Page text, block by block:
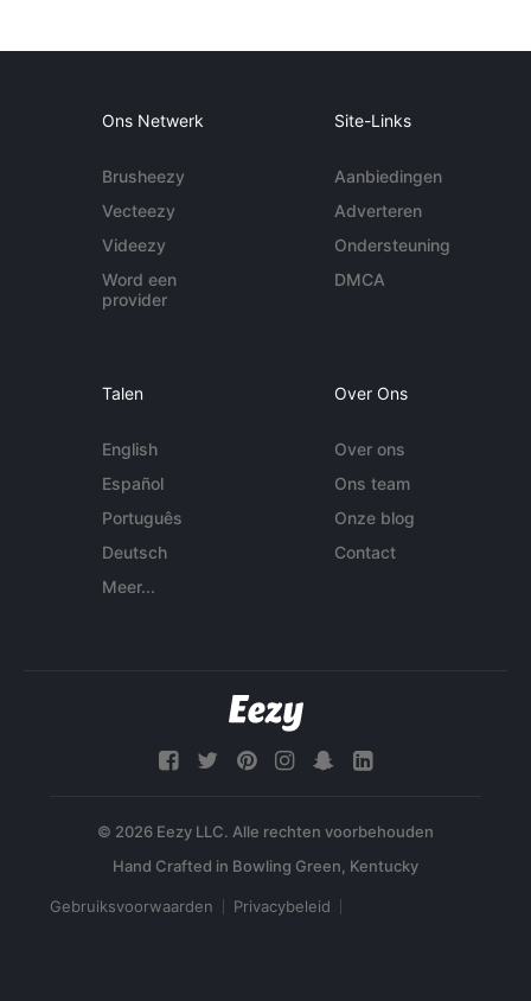
Ons Netwerk
Brusheezy
Vecteezy
Videezy
Word een
provider
Site-Links
Aanbiedingen
Adverteren
Ondersteuning
DMCA
Talen
English
Español
Português
Deutsch
Meer...
Over Ons
Over ons
Ons team
Onze blog
Contact
© 2026 Eezy LLC. Alle rechten voorbehouden
Gebruiksvoorwaarden Privacybeleid